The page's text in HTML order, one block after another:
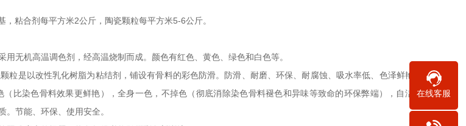
粘合剂每平方米2公斤，陶瓷颗粒每平方米5-6公斤。
无机高温调色剂，经高温烧制而成。颜色有红色、黄色、绿色和白色等。
是以改性乳化树脂为粘结剂，铺设有骨料的彩色防滑。防滑、耐磨、环保、耐腐蚀、吸水率低、色泽鲜艳、
比染色骨料效果更鲜艳），全身一色，不掉色（彻底消除染色骨料褪色和异味等致命的环保弊端），自洁性
节能、环保、使用安全。
在线客服